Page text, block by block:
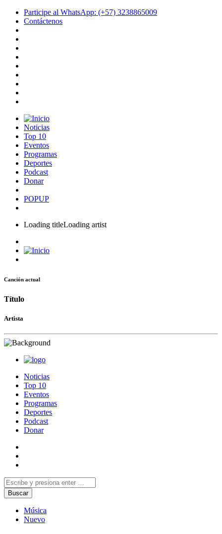
Participe al WhatsApp: (+57) 3238865009
Contáctenos
Noticias
Top 10
Eventos
Programas
Deportes
Podcast
Donar
POPUP
Loading titleLoading artist
Canción actual
Título
Artista
Noticias
Top 10
Eventos
Programas
Deportes
Podcast
Donar
Música
Nuevo